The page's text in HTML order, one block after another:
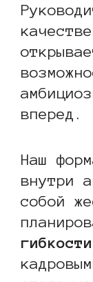
вперед.
Наш
внутри
собой
гибкости